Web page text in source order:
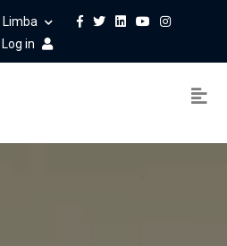
Limba
Log in